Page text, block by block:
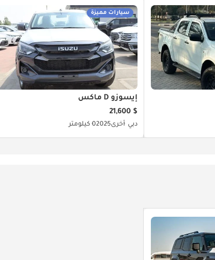
سيارات مميزة
إيسوزو D ماكس
$ 21,600
دبي أخرى20250 كيلومتر